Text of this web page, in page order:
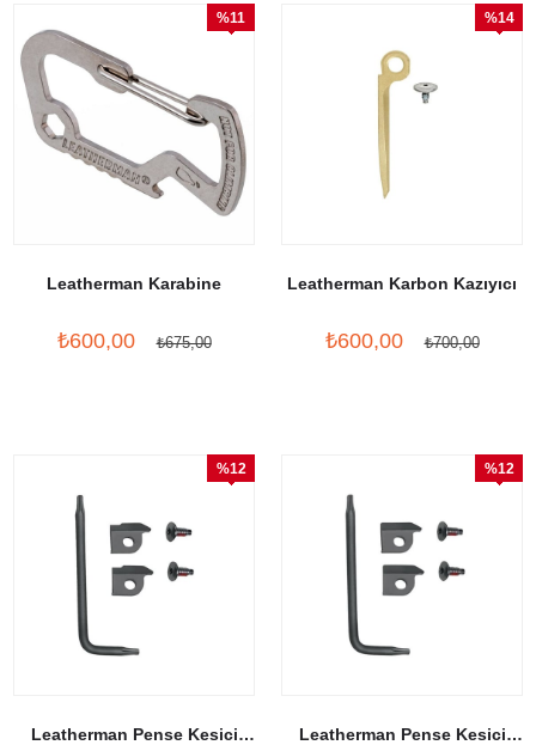
Leatherman Karabine
₺600,00 ₺675,00
%11
Leatherman Karbon Kazıyıcı
₺600,00 ₺700,00
%14
Leatherman Pense Kesici
%12
Leatherman Pense Kesici
%12